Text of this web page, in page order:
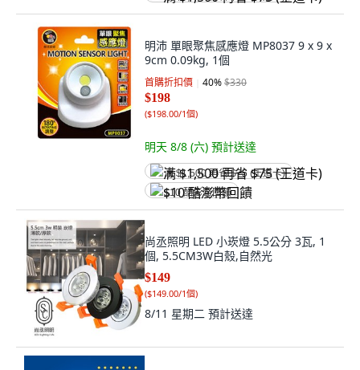
明沛 單眼聚焦感應燈 MP8037 9 x 9 x
9cm 0.09kg, 1個
首購折扣價 40%$330
$198
($198.00/1個)
明天 8/8 (六) 預計送達
满 $1,500 再省 $75 (王道卡)
$10 酷澎幣回饋
尚丞照明 LED 小崁燈 5.5公分 3瓦, 1
個, 5.5CM3W白殼,自然光
$149
($149.00/1個)
8/11 星期二 預計送達